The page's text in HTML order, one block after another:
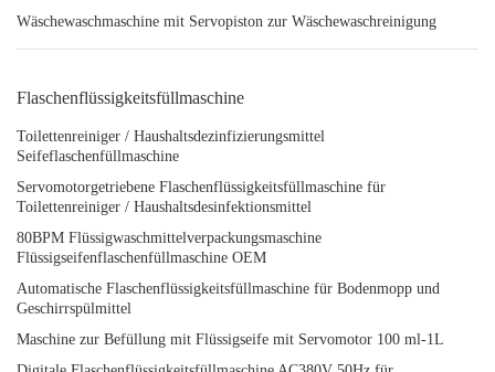
Wäschewaschmaschine mit Servopiston zur Wäschewaschreinigung
Flaschenflüssigkeitsfüllmaschine
Toilettenreiniger / Haushaltsdezinfizierungsmittel
Seifeflaschenfüllmaschine
Servomotorgetriebene Flaschenflüssigkeitsfüllmaschine für
Toilettenreiniger / Haushaltsdesinfektionsmittel
80BPM Flüssigwaschmittelverpackungsmaschine
Flüssigseifenflaschenfüllmaschine OEM
Automatische Flaschenflüssigkeitsfüllmaschine für Bodenmopp und
Geschirrspülmittel
Maschine zur Befüllung mit Flüssigseife mit Servomotor 100 ml-1L